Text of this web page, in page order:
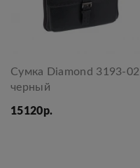
Сумка Diamond 3193-02
черный
15120р.